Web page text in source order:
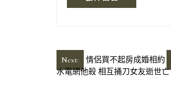
文
章
Next:
情侶買不起房成婚相約
水電網他殺 相互捅刀女友逝世亡